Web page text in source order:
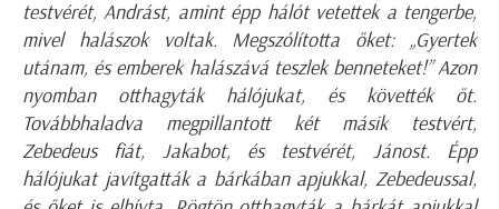
testvérét, Andrást, amint épp hálót vetettek a tengerbe,
mivel halászok voltak. Megszólította őket: „Gyertek
utánam, és emberek halászává teszlek benneteket!” Azon
nyomban otthagyták hálójukat, és követték őt.
Továbbhaladva megpillantott két másik testvért,
Zebedeus fiát, Jakabot, és testvérét, Jánost. Épp
hálójukat javítgatták a bárkában apjukkal, Zebedeussal,